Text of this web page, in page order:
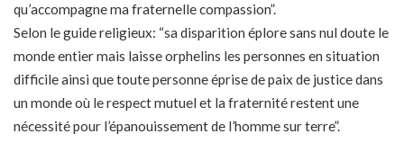
qu’accompagne ma fraternelle compassion”.
Selon le guide religieux: “sa disparition éplore sans nul doute le
monde entier mais laisse orphelins les personnes en situation
difficile ainsi que toute personne éprise de paix de justice dans
un monde où le respect mutuel et la fraternité restent une
nécessité pour l’épanouissement de l’homme sur terre”.